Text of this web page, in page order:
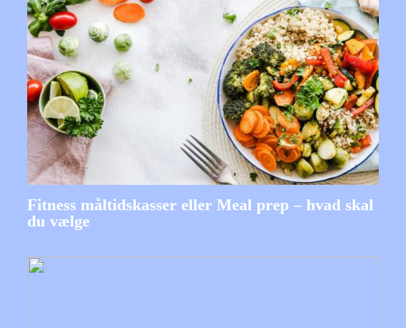
Fitness måltidskasser eller Meal prep – hvad skal
du vælge